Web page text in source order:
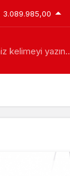
3.089.985,00
kelimeyi yazın..